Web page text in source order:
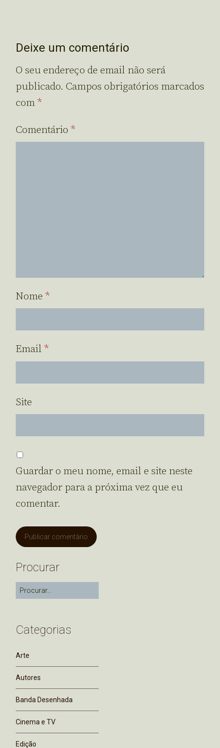
Deixe um comentário
O seu endereço de email não será
publicado. Campos obrigatórios marcados
com*
Comentário *
Nome *
Email *
Site
Guardar o meu nome, email e site neste
navegador para a próxima vez que eu
comentar.
Procurar
Categorias
Arte
Autores
Banda Desenhada
Cinema e TV
Edição